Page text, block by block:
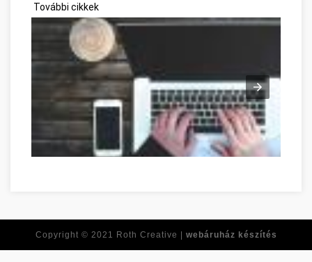
További cikkek
Copyright © 2021 Roth Creative | webáruház készítés